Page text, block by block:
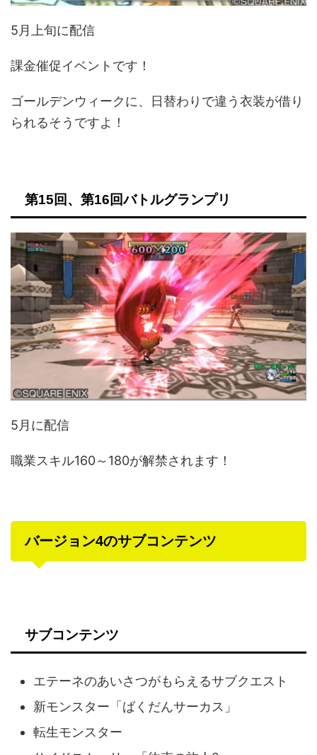
5月上旬に配信
課金催促イベントです！
ゴールデンウィークに、日替わりで違う衣装が借り
られるそうですよ！
第15回、第16回バトルグランプリ
5月に配信
職業スキル160～180が解禁されます！
バージョン4のサブコンテンツ
サブコンテンツ
エテーネのあいさつがもらえるサブクエスト
新モンスター「ばくだんサーカス」
転生モンスター